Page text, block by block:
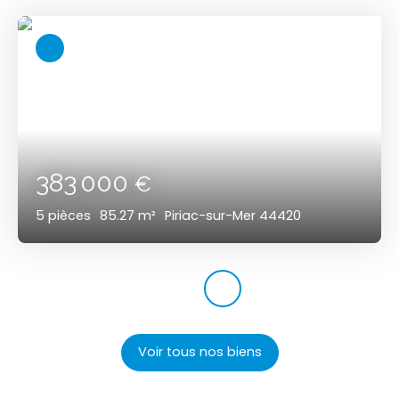
383 000€
5 pièces 85.27 m² Piriac-sur-Mer 44420
Voir tous nos biens